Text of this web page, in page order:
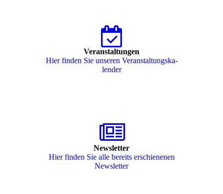
Veranstaltungen
Hier finden Sie unseren Ver­an­stal­tungs­ka­
len­der
Newsletter
Hier finden Sie alle bereits erschienenen
Newsletter